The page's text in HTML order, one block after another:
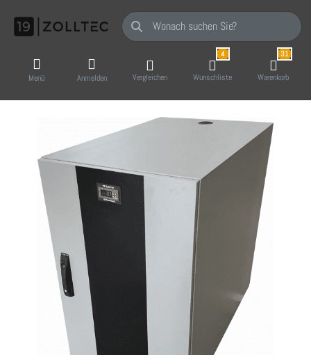
Geben Sie einen Suchbegriff ein. Während
Menü Anmelden Vergleichen
4
Wunschliste
31
Warenkorb